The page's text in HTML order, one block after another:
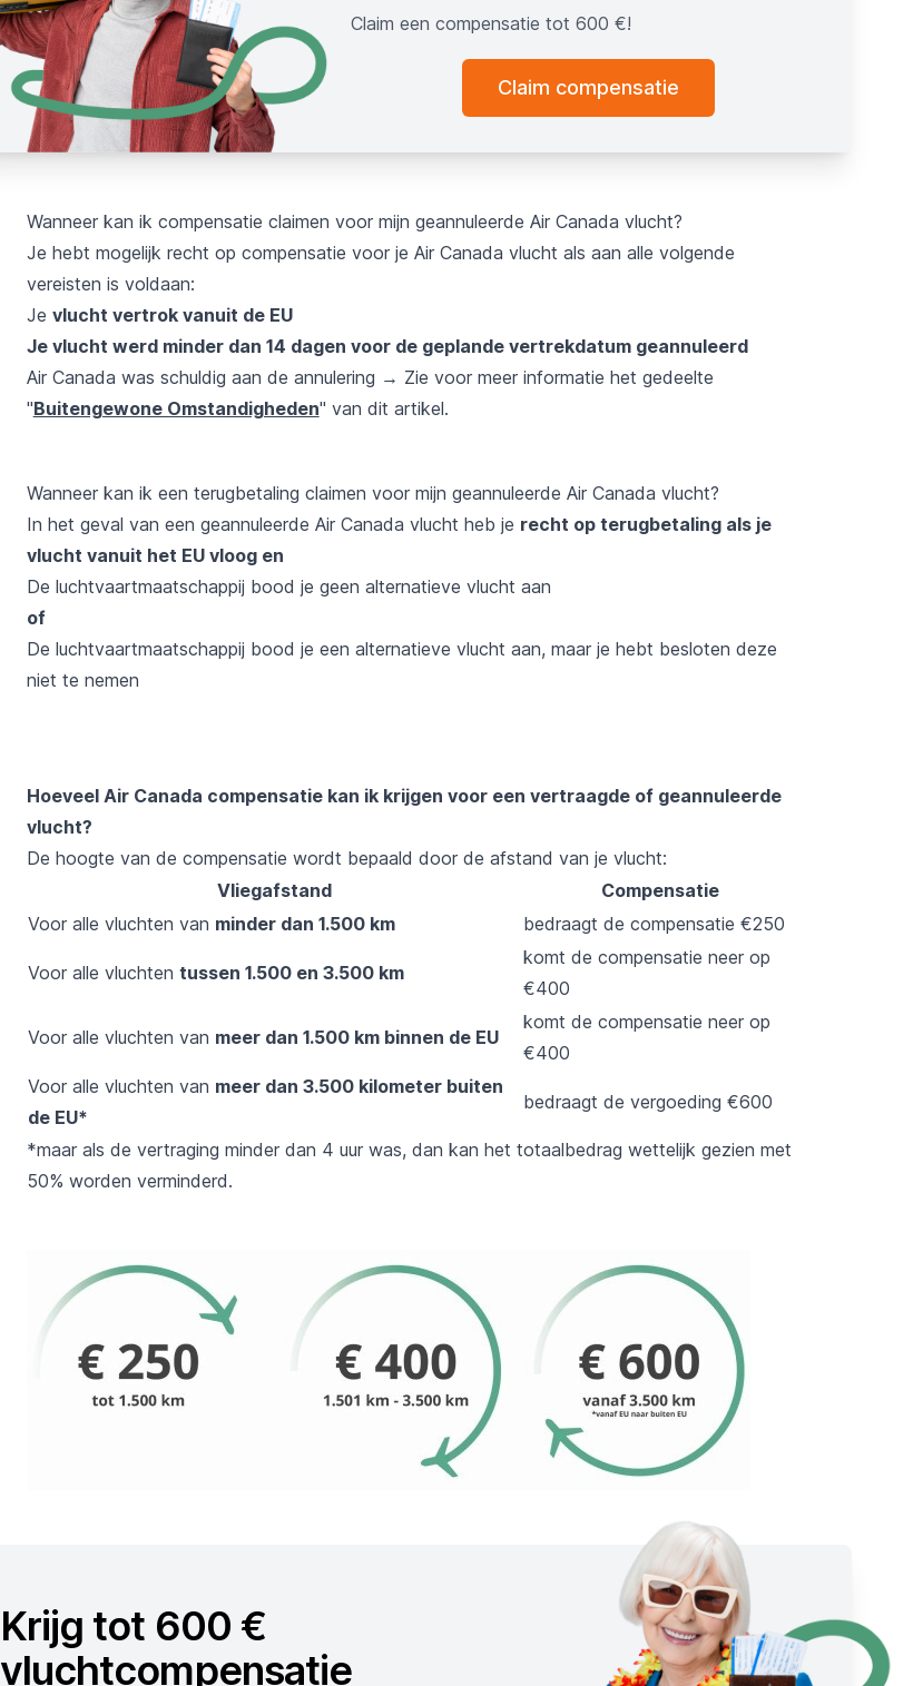
Claim een compensatie tot 600 €!
Claim compensatie
Wanneer kan ik compensatie claimen voor mijn geannuleerde Air Canada vlucht?
Je hebt mogelijk recht op compensatie voor je Air Canada vlucht als aan alle volgende
vereisten is voldaan:
Je vlucht vertrok vanuit de EU
Je vlucht werd minder dan 14 dagen voor de geplande vertrekdatum geannuleerd
Air Canada was schuldig aan de annulering → Zie voor meer informatie het gedeelte
"Buitengewone Omstandigheden" van dit artikel.
Wanneer kan ik een terugbetaling claimen voor mijn geannuleerde Air Canada vlucht?
In het geval van een geannuleerde Air Canada vlucht heb je recht op terugbetaling als je
vlucht vanuit het EU vloog en
De luchtvaartmaatschappij bood je geen alternatieve vlucht aan
of
De luchtvaartmaatschappij bood je een alternatieve vlucht aan, maar je hebt besloten deze
niet te nemen
Hoeveel Air Canada compensatie kan ik krijgen voor een vertraagde of geannuleerde
vlucht?
De hoogte van de compensatie wordt bepaald door de afstand van je vlucht:
Vliegafstand
Compensatie
Voor alle vluchten van minder dan 1.500 km bedraagt de compensatie €250
Voor alle vluchten tussen 1.500 en 3.500 km
komt de compensatie neer op
€400
Voor alle vluchten van meer dan 1.500 km binnen de EU
komt de compensatie neer op
€400
Voor alle vluchten van meer dan 3.500 kilometer buiten
de EU*
bedraagt de vergoeding €600
*maar als de vertraging minder dan 4 uur was, dan kan het totaalbedrag wettelijk gezien met
50% worden verminderd.
Krijg tot 600 €
vluchtcompensatie